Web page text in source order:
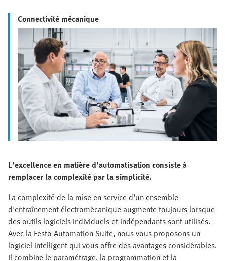
Connectivité mécanique
L'excellence en matière d'automatisation consiste à
remplacer la complexité par la simplicité.
La complexité de la mise en service d'un ensemble
d'entraînement électromécanique augmente toujours lorsque
des outils logiciels individuels et indépendants sont utilisés.
Avec la Festo Automation Suite, nous vous proposons un
logiciel intelligent qui vous offre des avantages considérables.
Il combine le paramétrage, la programmation et la